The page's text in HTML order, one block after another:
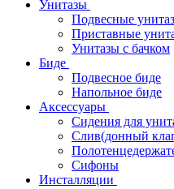
Унитазы
Подвесные
Приставные
Унитазы с бачком
Биде
Подвесное биде
Напольное биде
Аксессуары
Сидения для
Слив(донный
Сифоны
Инсталляции